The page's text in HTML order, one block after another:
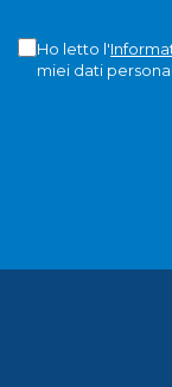
Ho letto l'
miei dati